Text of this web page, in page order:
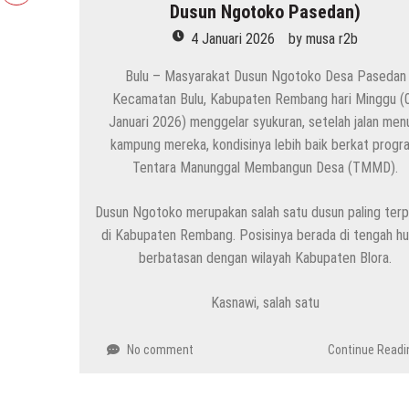
Dusun Ngotoko Pasedan)
4 Januari 2026 bymusa r2b
Bulu – Masyarakat Dusun Ngotoko Desa Pasedan
Kecamatan Bulu, Kabupaten Rembang hari Minggu
Januari 2026) menggelar syukuran, setelah jalan
kampung mereka, kondisinya lebih baik berkat
Tentara Manunggal Membangun Desa (TMMD).
Dusun Ngotoko merupakan salah satu dusun paling
di Kabupaten Rembang. Posisinya berada di tengah
berbatasan dengan wilayah Kabupaten Blora.
Kasnawi, salah satu
No comment Continue